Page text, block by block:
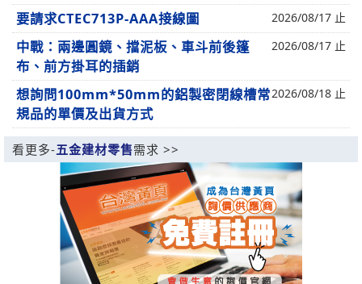
要請求CTEC713P-AAA接線圖 2026/08/17 止
中戰：兩邊圓鏡、擋泥板、車斗前後篷
布、前方掛耳的插銷
2026/08/17 止
想詢問100mm*50mm的鋁製密閉線槽常
規品的單價及出貨方式
2026/08/18 止
看更多-五金建材零售需求 >>